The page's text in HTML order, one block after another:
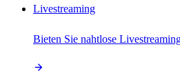
Livestreaming
Bieten Sie nahtlose